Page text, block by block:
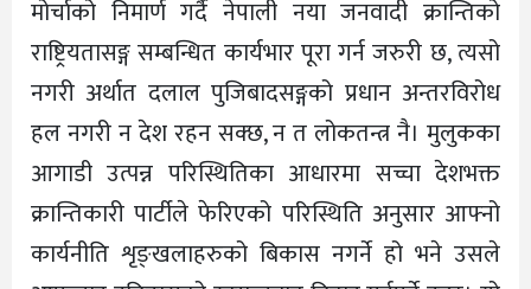
मोर्चाको निमार्ण गर्दै नेपाली नया जनवादी क्रान्तिको
राष्ट्रियतासङ्ग सम्बन्धित कार्यभार पूरा गर्न जरुरी छ, त्यसो
नगरी अर्थात दलाल पुजिबादसङ्गको प्रधान अन्तरविरोध
हल नगरी न देश रहन सक्छ, न त लोकतन्त्र नै। मुलुकका
आगाडी उत्पन्न परिस्थितिका आधारमा सच्चा देशभक्त
क्रान्तिकारी पार्टीले फेरिएको परिस्थिति अनुसार आफ्नो
कार्यनीति शृङ्खलाहरुको बिकास नगर्ने हो भने उसले